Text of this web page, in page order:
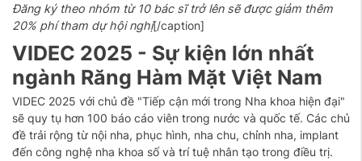
Đăng ký theo nhóm từ 10 bác sĩ trở lên sẽ được giảm thêm
20% phí tham dự hội nghị[/caption]
VIDEC 2025 - Sự kiện lớn nhất
ngành Răng Hàm Mặt Việt Nam
VIDEC 2025 với chủ đề "Tiếp cận mới trong Nha khoa hiện đại"
sẽ quy tụ hơn 100 báo cáo viên trong nước và quốc tế. Các chủ
đề trải rộng từ nội nha, phục hình, nha chu, chỉnh nha, implant
đến công nghệ nha khoa số và trí tuệ nhân tạo trong điều trị.